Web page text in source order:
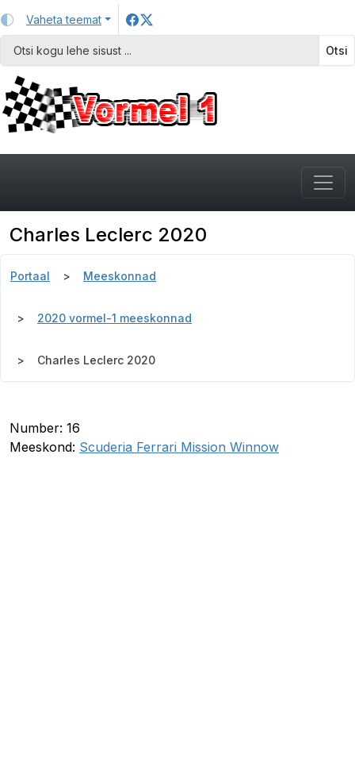
Vaheta teemat
Otsi
Charles Leclerc 2020
Portaal Meeskonnad
2020 vormel-1 meeskonnad
Charles Leclerc 2020
Number: 16
Meeskond: Scuderia Ferrari Mission Winnow